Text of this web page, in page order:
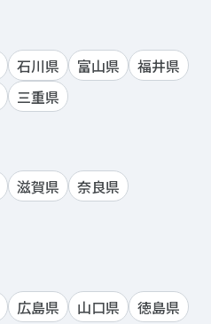
石川県 富山県
福井県
三重県
滋賀県
奈良県
広島県 山口県
徳島県